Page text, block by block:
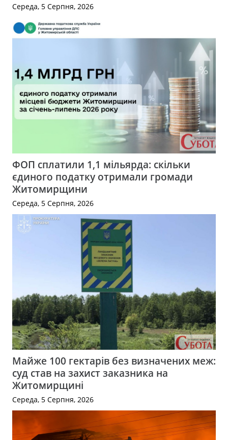
Середа, 5 Серпня, 2026
ФОП сплатили 1,1 мільярда: скільки
єдиного податку отримали громади
Житомирщини
Середа, 5 Серпня, 2026
Майже 100 гектарів без визначених меж:
суд став на захист заказника на
Житомирщині
Середа, 5 Серпня, 2026